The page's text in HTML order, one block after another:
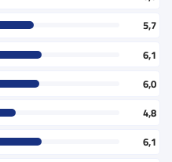
5,7
6,1
6,0
4,8
6,1